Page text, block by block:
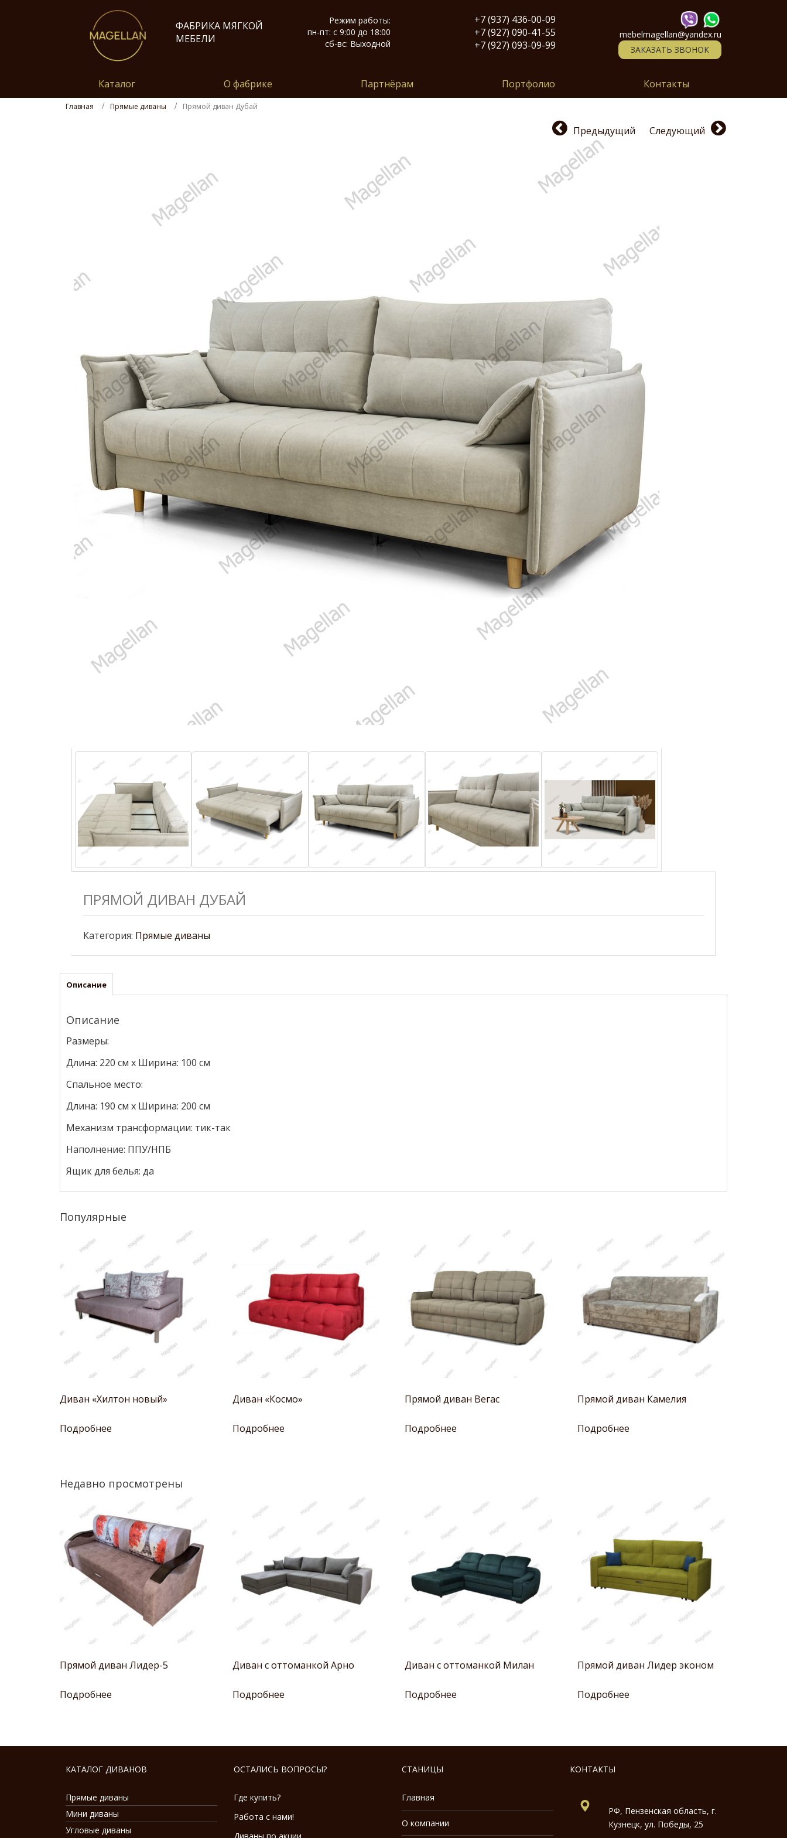
ФАБРИКА МЯГКОЙ
МЕБЕЛИ
Режим работы:
пн-пт: с 9:00 до 18:00
сб-вс: Выходной
+7 (937) 436-00-09
+7 (927) 090-41-55
+7 (927) 093-09-99
mebelmagellan@yandex.ru
ЗАКАЗАТЬ ЗВОНОК
Каталог О фабрике Партнёрам Портфолио Контакты
Главная Прямые диваны Прямой диван Дубай
Предыдущий Следующий
ПРЯМОЙ ДИВАН ДУБАЙ
Категория: Прямые диваны
Описание
Описание
Размеры:
Длина: 220 см х Ширина: 100 см
Спальное место:
Длина: 190 см х Ширина: 200 см
Механизм трансформации: тик-так
Наполнение: ППУ/НПБ
Ящик для белья: да
Популярные
Диван «Хилтон новый»
Подробнее
Диван «Космо»
Подробнее
Прямой диван Вегас
Подробнее
Прямой диван Камелия
Подробнее
Недавно просмотрены
Прямой диван Лидер-5
Подробнее
Диван с оттоманкой Арно
Подробнее
Диван с оттоманкой Милан
Подробнее
Прямой диван Лидер эконом
Подробнее
КАТАЛОГ ДИВАНОВ
Прямые диваны
Мини диваны
Угловые диваны
ОСТАЛИСЬ ВОПРОСЫ?
Где купить?
Работа с нами!
СТАНИЦЫ
Главная
О компании
КОНТАКТЫ
РФ, Пензенская область, г.
Кузнецк, ул. Победы, 25